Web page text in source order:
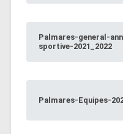
Palmares-general-
sportive-2021_2022
Palmares-Equipes-